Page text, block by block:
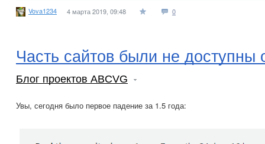
Vova1234 4 марта 2019, 09:48 0
Часть сайтов были не доступны
Блог проектов ABCVG
Увы, сегодня было первое падение за 1.5 года: